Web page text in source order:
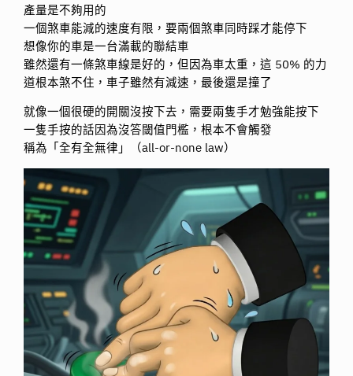
產量是不夠用的
一個煞車能減的速度有限，要兩個煞車同時踩才能停下
想像你的車是一台滿載的聯結車
雖然還有一條煞車線是好的，但因為車太重，這 50% 的力
道根本煞不住，車子雖然有減速，最後還是撞了
就像一個很硬的開關沒按下去，需要兩隻手才勉強能按下
一隻手按的話因為沒答閾值門檻，根本不會觸發
稱為「全有全無律」（all-or-none law）